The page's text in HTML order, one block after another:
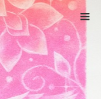
string, object given
public_html/wp-